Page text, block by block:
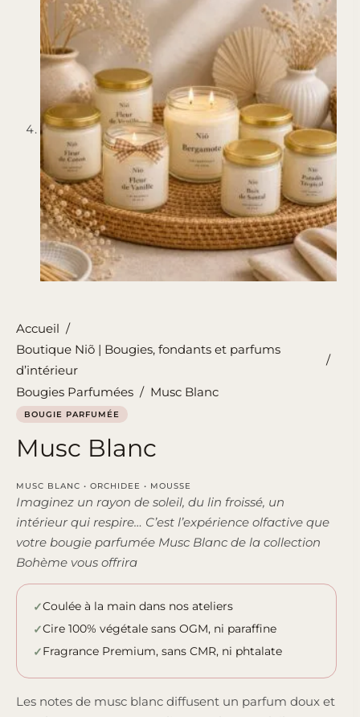
Accueil /
Boutique Niõ | Bougies, fondants et parfums
d’intérieur
/
Bougies Parfumées / Musc Blanc
BOUGIE PARFUMÉE
Musc Blanc
MUSC BLANC • ORCHIDEE • MOUSSE
Imaginez un rayon de soleil, du lin froissé, un
intérieur qui respire… C’est l’expérience olfactive que
votre bougie parfumée Musc Blanc de la collection
Bohème vous offrira
Coulée à la main dans nos ateliers
Cire 100% végétale sans OGM, ni paraffine
Fragrance Premium, sans CMR, ni phtalate
Les notes de musc blanc diffusent un parfum doux et